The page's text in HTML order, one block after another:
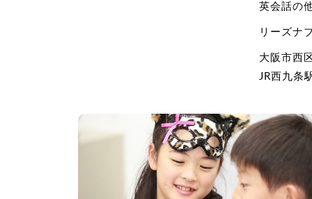
英会話の
リーズナ
大阪市西
JR西九条